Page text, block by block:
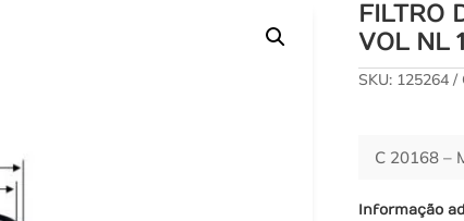
FILTRO
VOL NL
SKU: 125264
C 20168 –
Informação